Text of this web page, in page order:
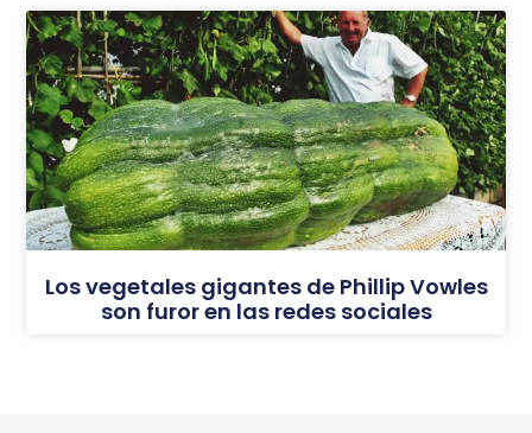
Los vegetales gigantes de Phillip Vowles
son furor en las redes sociales